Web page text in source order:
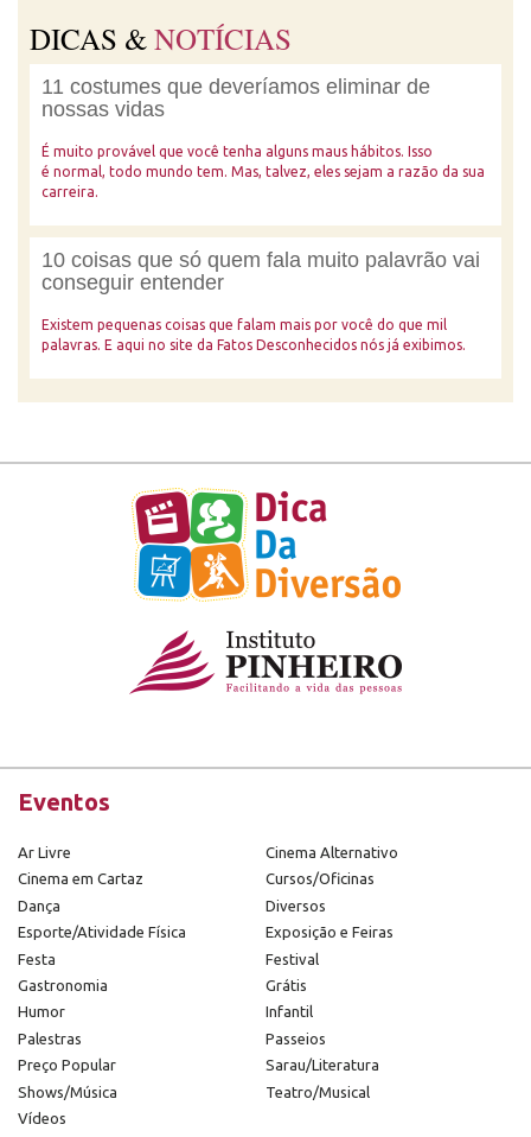
DICAS &NOTÍCIAS
11 costumes que deveríamos eliminar de
nossas vidas
É muito provável que você tenha alguns maus hábitos. Isso
é normal, todo mundo tem. Mas, talvez, eles sejam a razão da sua
carreira.
10 coisas que só quem fala muito palavrão vai
conseguir entender
Existem pequenas coisas que falam mais por você do que mil
palavras. E aqui no site da Fatos Desconhecidos nós já exibimos.
Eventos
Ar Livre
Cinema Alternativo
Cinema em Cartaz
Cursos/Oficinas
Dança
Diversos
Esporte/Atividade Física
Exposição e Feiras
Festa
Festival
Gastronomia
Grátis
Humor
Infantil
Palestras
Passeios
Preço Popular
Sarau/Literatura
Shows/Música
Teatro/Musical
Vídeos